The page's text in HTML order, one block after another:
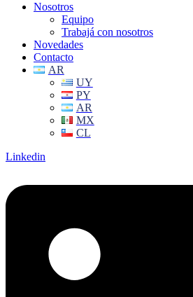
Nosotros
Equipo
Trabajá con nosotros
Novedades
Contacto
AR
UY
PY
AR
MX
CL
Linkedin